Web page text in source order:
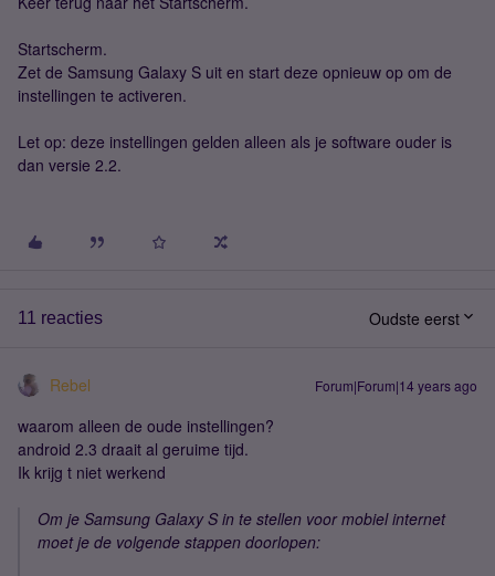
Startscherm.
Zet de Samsung Galaxy S uit en start deze opnieuw op om de
instellingen te activeren.
Let op: deze instellingen gelden alleen als je software ouder is
dan versie 2.2.
11 reacties Oudste eerst
Rebel Forum|Forum|14 years ago
waarom alleen de oude instellingen?
android 2.3 draait al geruime tijd.
Ik krijg t niet werkend
Om je Samsung Galaxy S in te stellen voor mobiel internet
moet je de volgende stappen doorlopen: